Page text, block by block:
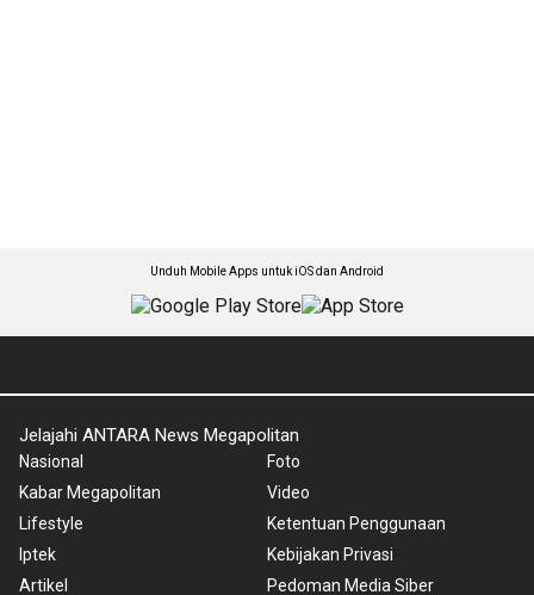
Unduh Mobile Apps untuk iOS dan Android
Jelajahi ANTARA News Megapolitan
Nasional
Kabar Megapolitan
Lifestyle
Iptek
Artikel
Foto
Video
Ketentuan Penggunaan
Kebijakan Privasi
Pedoman Media Siber